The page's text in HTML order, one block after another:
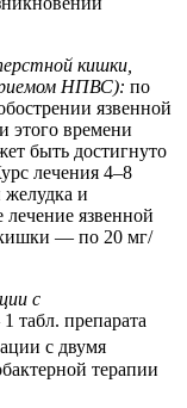
кишки,
НПВС): по
язвенной
этого времени
быть достигнуто
лечения 4–8
и
язвенной
кишки — по 20 мг/
с
табл. препарата
с двумя
терапии